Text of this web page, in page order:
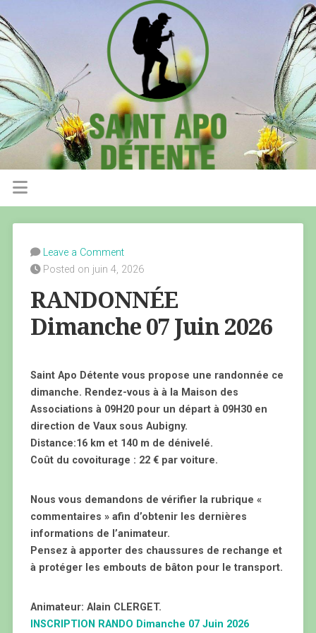
Leave a Comment
Posted on juin 4, 2026
RANDONNÉE
Dimanche 07 Juin 2026
Saint Apo Détente vous propose une randonnée ce
dimanche. Rendez-vous à à la Maison des
Associations à 09H20 pour un départ à 09H30 en
direction de Vaux sous Aubigny.
Distance:16 km et 140 m de dénivelé.
Coût du covoiturage : 22 € par voiture.
Nous vous demandons de vérifier la rubrique «
commentaires » afin d’obtenir les dernières
informations de l’animateur.
Pensez à apporter des chaussures de rechange et
à protéger les embouts de bâton pour le transport.
Animateur: Alain CLERGET.
INSCRIPTION RANDO Dimanche 07 Juin 2026